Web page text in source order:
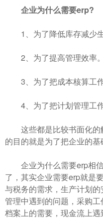
企业为什么需要erp?
1、为了降低库存减少生
2、为了提高管理效率。
3、为了把成本核算工作
4、为了把计划管理工作
这些都是比较书面化的
的目的就是为了把企业的基
企业为什么需要erp相信
了，其实企业需要erp就是
与税务的需求，生产计划
管理中遇到的问题，采购
档案上的需要，现金流上遇